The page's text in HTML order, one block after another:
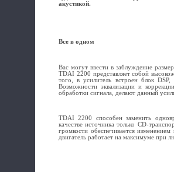
акустикой.
Все в одном
Вас могут ввести в заблуждение
TDAI 2200 представляет собой
того, в усилитель встроен блок
Возможности эквализации и
обработки сигнала, делают данный
TDAI 2200 способен заменить
качестве источника только CD-
громкости обеспечивается
двигатель работает на максимуме при